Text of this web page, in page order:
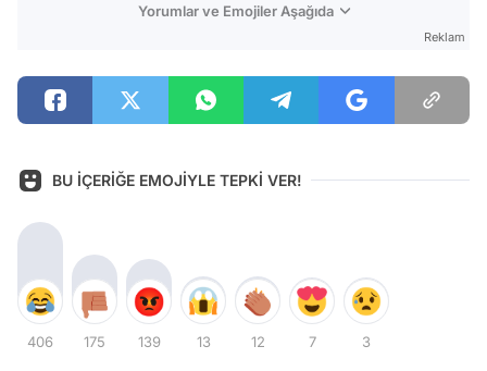
Yorumlar ve Emojiler Aşağıda
Reklam
BU İÇERİĞE EMOJİYLE TEPKİ VER!
406 175 139 13 12 7 3